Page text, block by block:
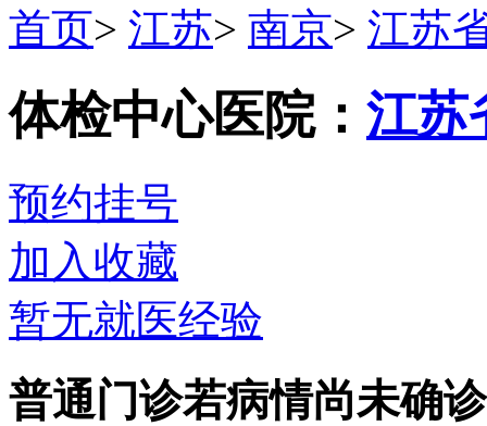
首页> 江苏> 南京> 江苏
体检中心医院： 江苏
预约挂号
加入收藏
暂无就医经验
普通门诊若病情尚未确